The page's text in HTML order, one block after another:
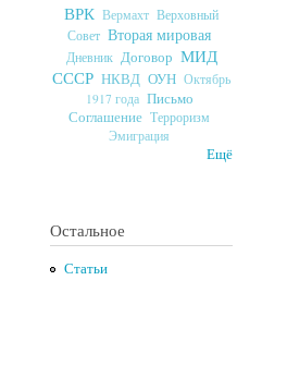
ВРК Вермахт Верховный
Совет Вторая мировая
Дневник Договор МИД
СССР НКВД ОУН Октябрь
1917 года Письмо
Соглашение Терроризм
Эмиграция
Ещё
Остальное
Статьи